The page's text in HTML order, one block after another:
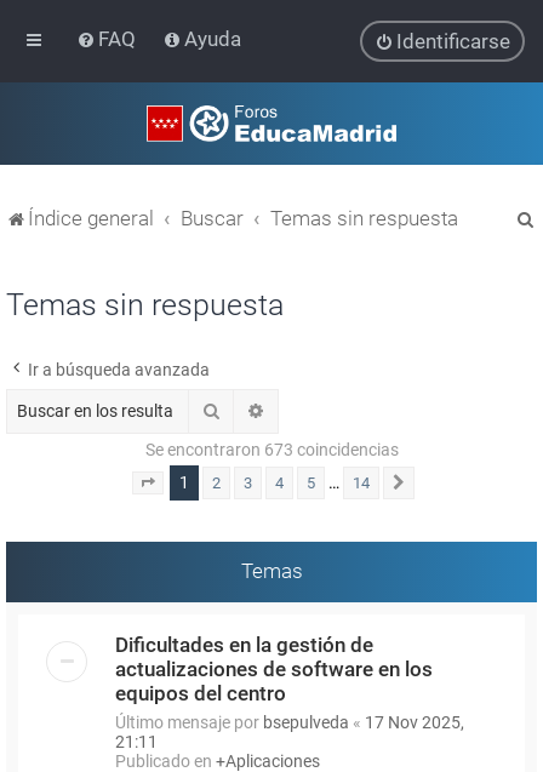
FAQ Ayuda Identificarse
Índice general Buscar Temas sin respuesta
Temas sin respuesta
Ir a búsqueda avanzada
Buscar
Se encontraron 673 coincidencias
Página 1de 14
1 2 3 4 5 … 14
Temas
Dificultades en la gestión de
actualizaciones de software en los
equipos del centro
Último mensaje por bsepulveda « 17 Nov 2025,
21:11
Publicado en +Aplicaciones